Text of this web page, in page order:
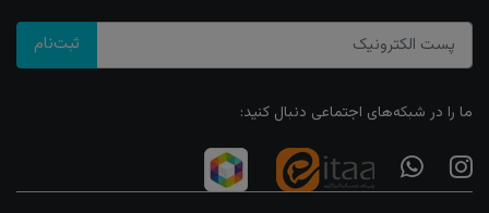
ثبت‌نام
ما را در شبکه‌های اجتماعی دنبال کنید: